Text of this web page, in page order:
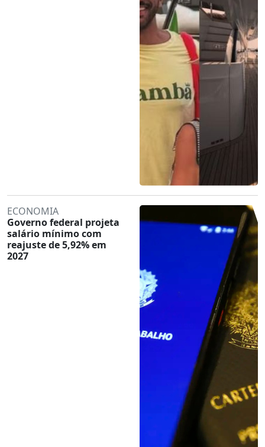
ECONOMIA
Governo federal projeta
salário mínimo com
reajuste de 5,92% em
2027